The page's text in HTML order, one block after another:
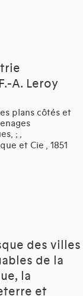
A. Leroy
plans côtés et
; ,
et Cie , 1851
des villes
de la
la
et